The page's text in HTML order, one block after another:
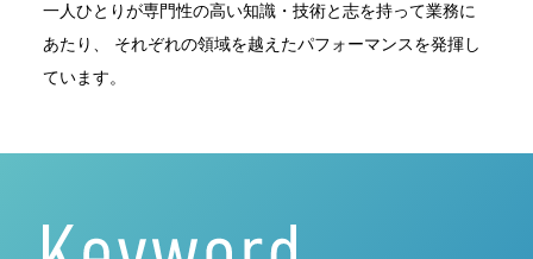
一人ひとりが専門性の高い知識・技術と志を持って業務に
あたり、
それぞれの領域を越えたパフォーマンスを発揮し
ています。